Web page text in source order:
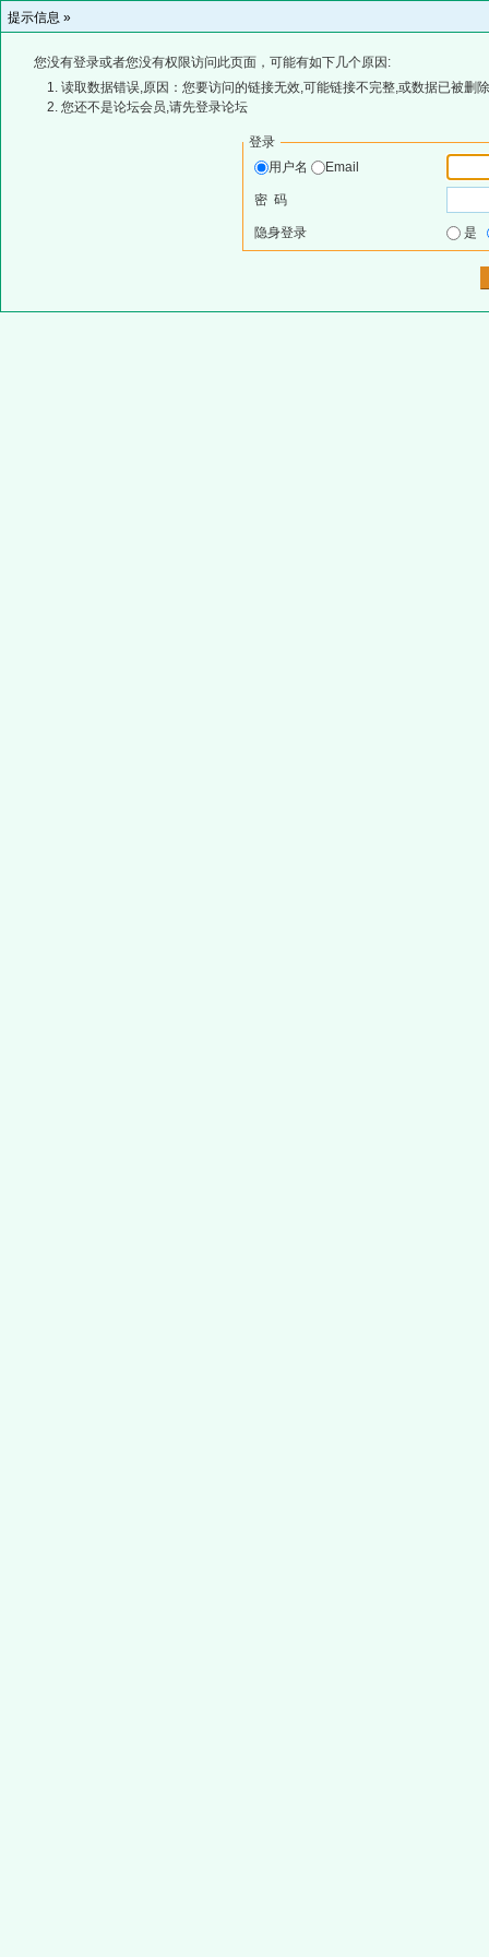
提示信息 »
您没有登录或者您没有权限访问此页面，可能有如下几个原因:
读取数据错误,原因：您要访问的链接无效,可能链接不完整,或数据已被删
您还不是论坛会员,请先登录论坛
登录
用户名
Email
密 码
隐身登录 是